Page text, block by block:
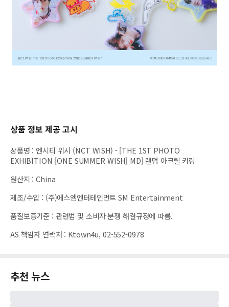
상품 정보 제공 고시
상품명 : 엔시티 위시 (NCT WISH) - [THE 1ST PHOTO
EXHIBITION [ONE SUMMER WISH] MD] 랜덤 아크릴 키링
원산지 :China
제조/수입 : (주)에스엠엔터테인먼트 SM Entertainment
품질보증기준 : 관련법 및 소비자 분쟁 해결규정에 따름.
AS 책임자 연락처 : Ktown4u, 02-552-0978
추천 뉴스